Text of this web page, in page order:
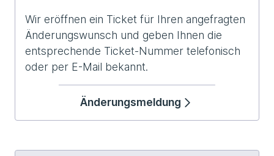
Wir eröffnen ein Ticket für Ihren angefragten
Änderungswunsch und geben Ihnen die
entsprechende Ticket-Nummer telefonisch
oder per E-Mail bekannt.
Änderungsmeldung